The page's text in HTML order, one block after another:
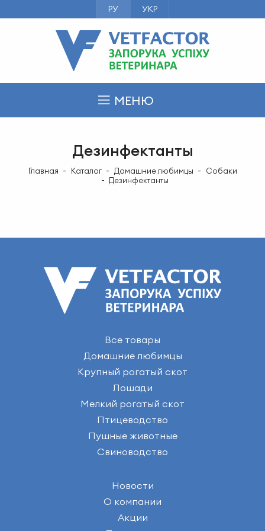
РУ УКР
МЕНЮ
Дезинфектанты
Главная Каталог Домашние любимцы
Cобаки
Дезинфектанты
Все товары
Домашние любимцы
Крупный рогатый скот
Лошади
Мелкий рогатый скот
Птицеводство
Пушные животные
Свиноводство
Новости
О компании
Акции